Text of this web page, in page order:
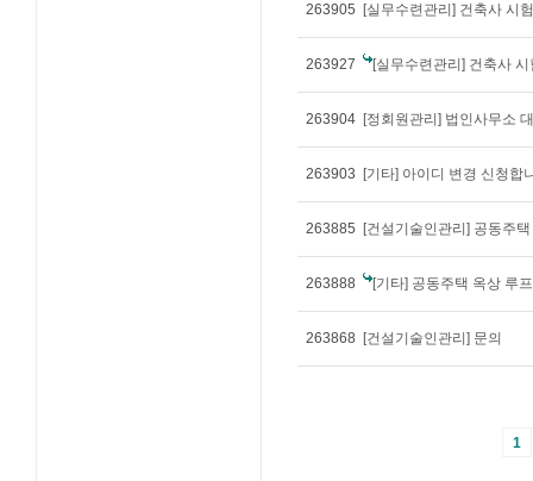
263905 [실무수련관리] 건축사 시
263927 [실무수련관리] 건축사
263904 [정회원관리] 법인사무소
263903 [기타] 아이디 변경 신청합
263885
263888 [기타] 공동주택 옥상 루프드
263868 [건설기술인관리] 문의
1